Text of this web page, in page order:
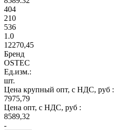
404
210
536
1.0
12270,45
Бренд
OSTEC
Ед.изм.:
шт.
Цена крупный опт, с НДС, руб :
7975,79
Цена опт, с НДС, руб :
8589,32
-